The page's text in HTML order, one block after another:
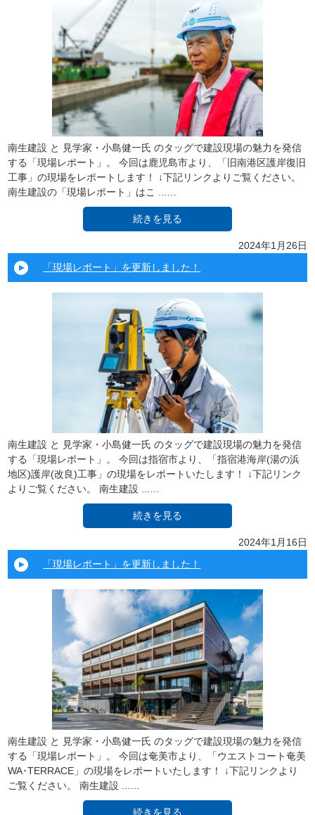
南生建設 と 見学家・小島健一氏 のタッグで建設現場の魅力を発信
する「現場レポート」。 今回は鹿児島市より、「旧南港区護岸復旧
工事」の現場をレポートします！ ↓下記リンクよりご覧ください。
南生建設の「現場レポート」はこ ...…
続きを見る
2024年1月26日
「現場レポート」を更新しました！
南生建設 と 見学家・小島健一氏 のタッグで建設現場の魅力を発信
する「現場レポート」。 今回は指宿市より、「指宿港海岸(湯の浜
地区)護岸(改良)工事」の現場をレポートいたします！ ↓下記リンク
よりご覧ください。 南生建設 ...…
続きを見る
2024年1月16日
「現場レポート」を更新しました！
南生建設 と 見学家・小島健一氏 のタッグで建設現場の魅力を発信
する「現場レポート」。 今回は奄美市より、「ウエストコート奄美
WA･TERRACE」の現場をレポートいたします！ ↓下記リンクより
ご覧ください。 南生建設 ...…
続きを見る